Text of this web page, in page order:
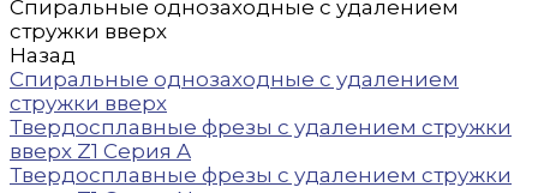
Спиральные однозаходные с удалением
стружки вверх
Назад
Спиральные однозаходные с удалением
стружки вверх
Твердосплавные фрезы с удалением стружки
вверх Z1 Серия A
Твердосплавные фрезы с удалением стружки